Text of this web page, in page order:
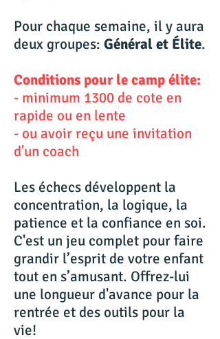
Pour chaque semaine, il y aura
deux groupes: Général et Élite.
Conditions pour le camp élite:
- minimum 1300 de cote en
rapide ou en lente
- ou avoir reçu une invitation
d'un coach
Les échecs développent la
concentration, la logique, la
patience et la confiance en soi.
C'est un jeu complet pour faire
grandir l’esprit de votre enfant
tout en s’amusant. Offrez-lui
une longueur d'avance pour la
rentrée et des outils pour la
vie!